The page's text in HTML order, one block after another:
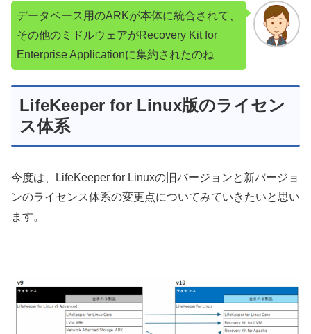
データベース用のARKが本体に統合されて、
その他のミドルウェアがRecovery Kit for
Enterprise Applicationに集約されたのね
LifeKeeper for Linux版のライセン
ス体系
今度は、LifeKeeper for Linuxの旧バージョンと新バージョ
ンのライセンス体系の変更点についてみていきたいと思い
ます。